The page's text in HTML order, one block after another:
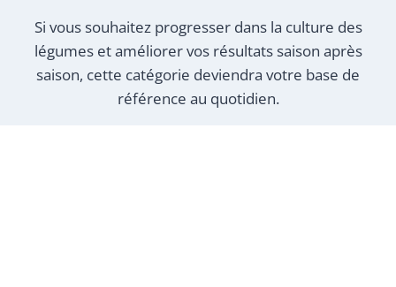
Si vous souhaitez progresser dans la culture des
légumes et améliorer vos résultats saison après
saison, cette catégorie deviendra votre base de
référence au quotidien.